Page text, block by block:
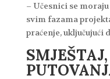
– Učesnici se
svim fazama
praćenje, uključujući